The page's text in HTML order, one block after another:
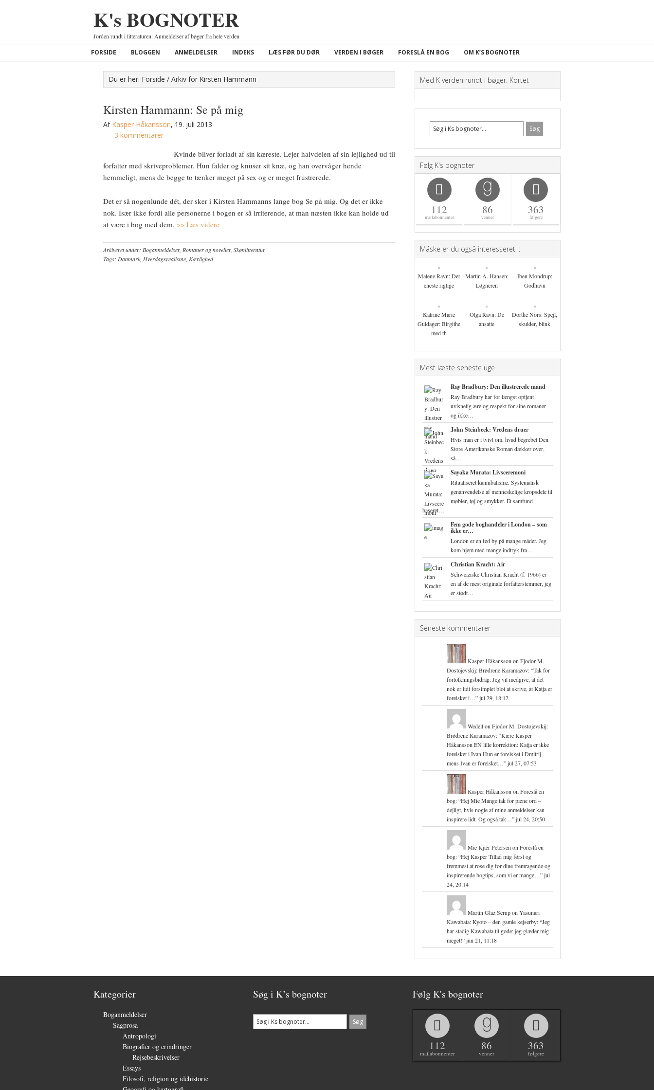
K's BOGNOTER
Jorden rundt i litteraturen: Anmeldelser af bøger fra hele verden
FORSIDE BLOGGEN ANMELDELSER INDEKS LÆS FØR DU DØR VERDEN I BØGER FORESLÅ EN BOG OM K’S BOGNOTER
Du er her: Forside / Arkiv for Kirsten Hammann
Kirsten Hammann: Se på mig
Af Kasper Håkansson, 19. juli 2013
3 kommentarer
Kvinde bliver forladt af sin kæreste. Lejer halvdelen af sin lejlighed ud til
forfatter med skriveproblemer. Hun falder og knuser sit knæ, og han overvåger hende
hemmeligt, mens de begge to tænker meget på sex og er meget frustrerede.
Det er så nogenlunde dét, der sker i Kirsten Hammanns lange bog Se på mig. Og det er ikke
nok. Især ikke fordi alle personerne i bogen er så irriterende, at man næsten ikke kan holde ud
at være i bog med dem. >> Læs videre
Arkiveret under: Boganmeldelser, Romaner og noveller, Skønlitteratur
Tags: Danmark Hverdagsrealisme Kærlighed
Med K verden rundt i bøger: Kortet
Følg K's bognoter
112
mailabonnenter
86
venner
363
følgere
Måske er du også interesseret i:
Malene Ravn: Det
eneste rigtige
Martin A. Hansen:
Løgneren
Iben Mondrup:
Godhavn
Katrine Marie
Guldager: Birgithe
med th
Olga Ravn: De
ansatte
Dorthe Nors: Spejl,
skulder, blink
Mest læste seneste uge
Ray Bradbury: Den illustrerede mand
Ray Bradbury har for længst optjent
uvisnelig ære og respekt for sine romaner
og ikke…
John Steinbeck: Vredens druer
Hvis man er i tvivl om, hvad begrebet Den
Store Amerikanske Roman dækker over,
så…
Sayaka Murata: Livsceremoni
Ritualiseret kannibalisme. Systematisk
genanvendelse af menneskelige kropsdele til
møbler, tøj og smykker. Et samfund
baseret…
Fem gode boghandeler i London – som
ikke er…
London er en fed by på mange måder. Jeg
kom hjem med mange indtryk fra…
Christian Kracht: Air
Schweiziske Christian Kracht (f. 1966) er
en af de mest originale forfatterstemmer, jeg
er stødt…
Seneste kommentarer
Kasper Håkansson on Fjodor M.
Dostojevskij: Brødrene Karamazov: “Tak for
fortolkningsbidrag. Jeg vil medgive, at det
nok er lidt forsimplet blot at skrive, at Katja er
forelsket i…”jul 29, 18:12
Wedellon Fjodor M. Dostojevskij:
Brødrene Karamazov: “Kære Kasper
Håkansson EN lille korrektion: Katja er ikke
forelsket i Ivan.Hun er forelsket i Dmitrij,
mens Ivan er forelsket…”jul 27, 07:53
Kasper Håkansson on Foreslå en
bog: “Hej Mie Mange tak for pæne ord –
dejligt, hvis nogle af mine anmeldelser kan
inspirere lidt. Og også tak…”jul 24, 20:50
Mie Kjær Petersen on Foreslå en
bog: “Hej Kasper Tillad mig først og
fremmest at rose dig for dine fremragende og
inspirerende bogtips, som vi er mange…”jul
24, 20:14
Martin Glaz Serupon Yasunari
Kawabata: Kyoto – den gamle kejserby: “Jeg
har stadig Kawabata til gode; jeg glæder mig
meget!”jun 21, 11:18
Kategorier
Boganmeldelser
Sagprosa
Antropologi
Biografier og erindringer
Rejsebeskrivelser
Essays
Filosofi, religion og idéhistorie
Søg i K’s bognoter Følg K's bognoter
112
mailabonnenter
86
venner
363
følgere